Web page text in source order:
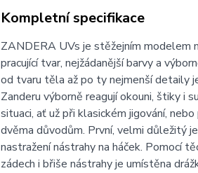
Kompletní specifikace
ZANDERA UVs je stěžejním modelem
pracující tvar, nejžádanější barvy a
od tvaru těla až po ty nejmenší detaily
Zanderu výborně reagují okouni, štiky i
situaci, ať už při klasickém jigování,
dvěma důvodům. První, velmi důležitý
nastražení nástrahy na háček. Pomocí
zádech i břiše nástrahy je umístěna